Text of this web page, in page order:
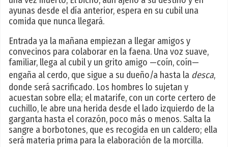
ayunas desde el día anterior, espera en su cubil una
comida que nunca llegará.
Entrada ya la mañana empiezan a llegar amigos y
convecinos para colaborar en la faena. Una voz suave,
familiar, llega al cubil y un grito amigo —coín, coín—
engaña al cerdo, que sigue a su dueño/a hasta la desca,
donde será sacrificado. Los hombres lo sujetan y
acuestan sobre ella; el matarife, con un corte certero de
cuchillo, le abre una herida desde el lado izquierdo de la
garganta hasta el corazón, poco más o menos. Salta la
sangre a borbotones, que es recogida en un caldero; ella
será materia prima para la elaboración de la morcilla.